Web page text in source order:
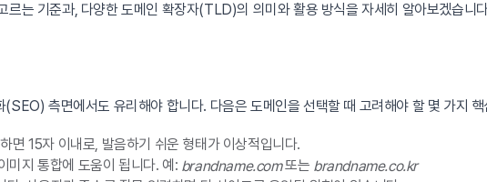
는 기준과, 다양한 도메인 확장자(TLD)의 의미와 활용 방식을 자세히 알아보겠습니
측면에서도 유리해야 합니다. 다음은 도메인을 선택할 때 고려해야 할 몇 가지
면 15자 이내로, 발음하기 쉬운 형태가 이상적입니다.
미지 통합에 도움이 됩니다. 예: brandname.com또는 brandname.co.kr